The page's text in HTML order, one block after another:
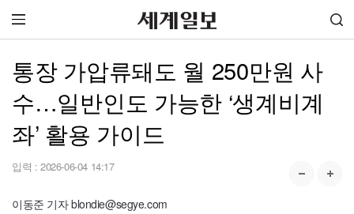
통장 가압류돼도 월 250만원 사
수…일반인도 가능한 ‘생계비계
좌’ 활용 가이드
입력 : 2026-06-04 14:17
이동준 기자 blondie@segye.com